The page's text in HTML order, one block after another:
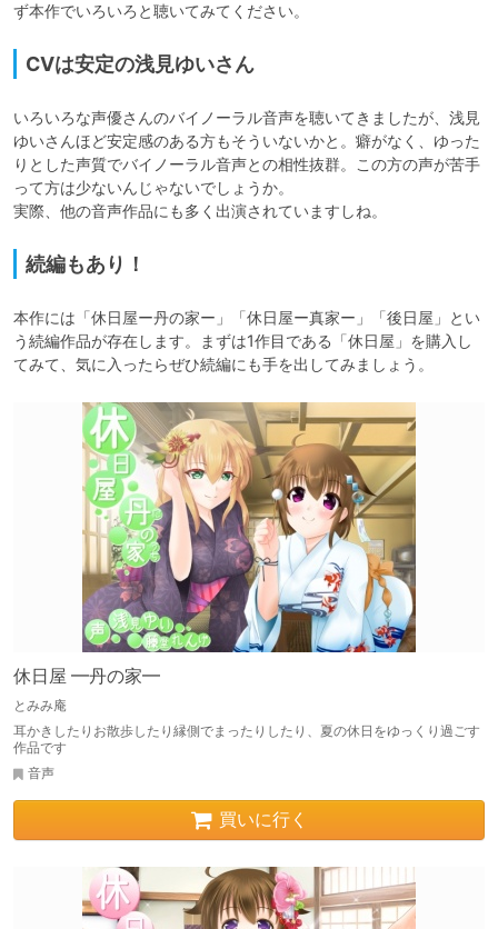
ず本作でいろいろと聴いてみてください。
CVは安定の浅見ゆいさん
いろいろな声優さんのバイノーラル音声を聴いてきましたが、浅見
ゆいさんほど安定感のある方もそういないかと。癖がなく、ゆった
りとした声質でバイノーラル音声との相性抜群。この方の声が苦手
って方は少ないんじゃないでしょうか。
実際、他の音声作品にも多く出演されていますしね。
続編もあり！
本作には「休日屋ー丹の家ー」「休日屋ー真家ー」「後日屋」とい
う続編作品が存在します。まずは1作目である「休日屋」を購入し
てみて、気に入ったらぜひ続編にも手を出してみましょう。
休日屋 ━丹の家━
とみみ庵
耳かきしたりお散歩したり縁側でまったりしたり、夏の休日をゆっくり過ごす
作品です
音声
買いに行く